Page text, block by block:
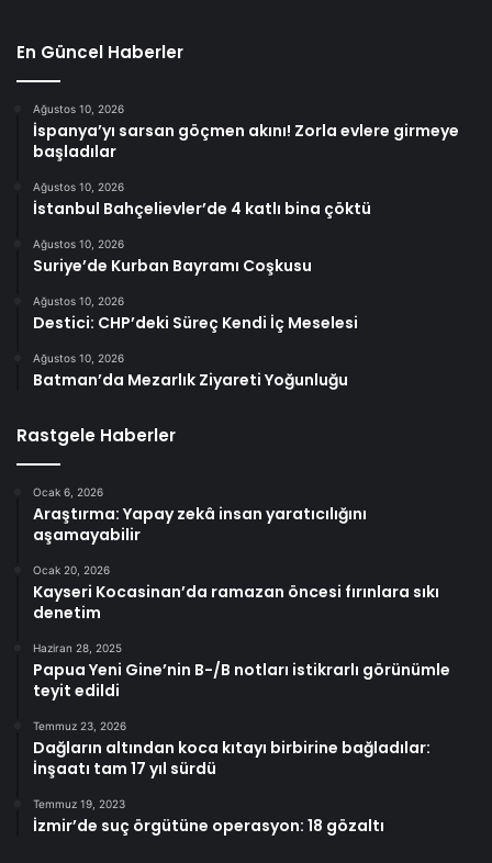
En Güncel Haberler
Ağustos 10, 2026
İspanya’yı sarsan göçmen akını! Zorla evlere girmeye
başladılar
Ağustos 10, 2026
İstanbul Bahçelievler’de 4 katlı bina çöktü
Ağustos 10, 2026
Suriye’de Kurban Bayramı Coşkusu
Ağustos 10, 2026
Destici: CHP’deki Süreç Kendi İç Meselesi
Ağustos 10, 2026
Batman’da Mezarlık Ziyareti Yoğunluğu
Rastgele Haberler
Ocak 6, 2026
Araştırma: Yapay zekâ insan yaratıcılığını
aşamayabilir
Ocak 20, 2026
Kayseri Kocasinan’da ramazan öncesi fırınlara sıkı
denetim
Haziran 28, 2025
Papua Yeni Gine’nin B-/B notları istikrarlı görünümle
teyit edildi
Temmuz 23, 2026
Dağların altından koca kıtayı birbirine bağladılar:
İnşaatı tam 17 yıl sürdü
Temmuz 19, 2023
İzmir’de suç örgütüne operasyon: 18 gözaltı